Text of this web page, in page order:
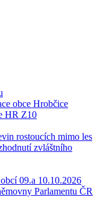
obce Hrobčice
HR Z10
rostoucích mimo les
zvláštního
09.a 10.10.2026
Parlamentu ČR